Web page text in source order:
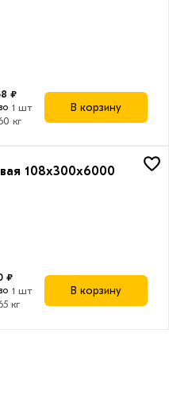
₽
1 шт
кг
В корзину
108х300х6000
₽
1 шт
кг
В корзину